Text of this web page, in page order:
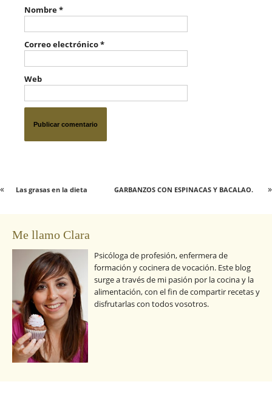
Nombre*
Correo electrónico*
Web
GARBANZOS CON ESPINACAS Y BACALAO. »
« Las grasas en la dieta
Me llamo Clara
Psicóloga de profesión, enfermera de
formación y cocinera de vocación. Este blog
surge a través de mi pasión por la cocina y la
alimentación, con el fin de compartir recetas y
disfrutarlas con todos vosotros.